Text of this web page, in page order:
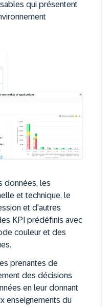
qui présentent
données, les
et technique, le
et d'autres
KPI prédéfinis avec
couleur et des
prenantes de
des décisions
en leur donnant
enseignements du